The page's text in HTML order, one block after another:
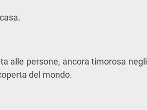
alle persone, ancora timorosa negli
del mondo.